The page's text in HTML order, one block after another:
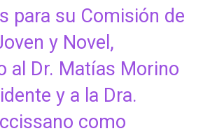
para su Comisión de
y Novel,
al Dr. Matías Morino
y a la Dra.
como